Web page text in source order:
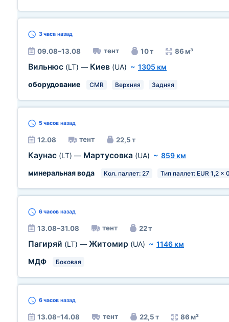
3 часа назад
09.08–13.08 тент 10 т 86 м³
Вильнюс (LT) — Киев (UA) ~ 1305 км
оборудование
CMR Верхняя Задняя
5 часов назад
12.08 тент 22,5 т
Каунас (LT) — Мартусовка (UA) ~ 859 км
минеральная вода
Кол. паллет: 27 Тип паллет: EUR 1,2 x
6 часов назад
13.08–31.08 тент 22 т
Пагиряй (LT) — Житомир (UA) ~ 1146 км
МДФ
Боковая
6 часов назад
13.08–14.08 тент 22,5 т 86 м³